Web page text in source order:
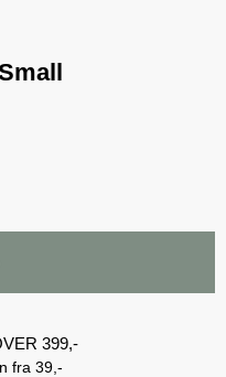
399,-
fra 39,-